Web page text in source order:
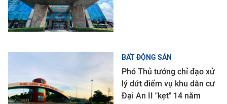
BẤT ĐỘNG SẢN
Phó Thủ tướng chỉ đạo xử
lý dứt điểm vụ khu dân cư
Đại An II "kẹt" 14 năm